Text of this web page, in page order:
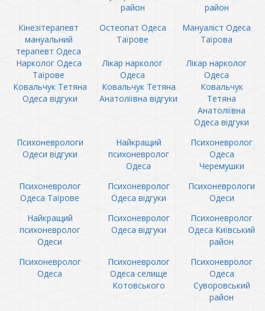
район
район
Кінезітерапевт
мануальний
терапевт Одеса
Остеопат Одеса
Таїрове
Мануаліст Одеса
Таїрова
Нарколог Одеса
Таїрове
Лікар нарколог
Одеса
Лікар нарколог
Одеса
Ковальчук Тетяна
Одеса відгуки
Ковальчук Тетяна
Анатоліївна відгуки
Ковальчук
Тетяна
Анатоліївна
Одеса відгуки
Психоневрологи
Одеси відгуки
Найкращий
психоневролог
Одеса
Психоневролог
Одеса
Черемушки
Психоневролог
Одеса Таїрове
Психоневролог
Одеса відгуки
Психоневрологи
Одеси
Найкращий
психоневролог
Одеси
Психоневролог
Одеса відгуки
Психоневролог
Одеса Київський
район
Психоневролог
Одеса
Психоневролог
Одеса селище
Котовського
Психоневролог
Одеса
Суворовський
район